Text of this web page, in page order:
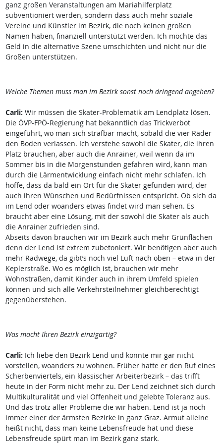
ganz großen Veranstaltungen am Mariahilferplatz
subventioniert werden, sondern dass auch mehr soziale
Vereine und Künstler im Bezirk, die noch keinen großen
Namen haben, finanziell unterstützt werden. Ich möchte das
Geld in die alternative Szene umschichten und nicht nur die
Großen unterstützen.
Welche Themen muss man im Bezirk sonst noch dringend angehen?
Carli: Wir müssen die Skater-Problematik am Lendplatz lösen.
Die ÖVP-FPÖ-Regierung hat bekanntlich das Trickverbot
eingeführt, wo man sich strafbar macht, sobald die vier Räder
den Boden verlassen. Ich verstehe sowohl die Skater, die ihren
Platz brauchen, aber auch die Anrainer, weil wenn da im
Sommer bis in die Morgenstunden gefahren wird, kann man
durch die Lärmentwicklung einfach nicht mehr schlafen. Ich
hoffe, dass da bald ein Ort für die Skater gefunden wird, der
auch ihren Wünschen und Bedürfnissen entspricht. Ob sich da
im Lend oder woanders etwas findet wird man sehen. Es
braucht aber eine Lösung, mit der sowohl die Skater als auch
die Anrainer zufrieden sind.
Abseits davon brauchen wir im Bezirk auch mehr Grünflächen
denn der Lend ist extrem zubetoniert. Wir benötigen aber auch
mehr Radwege, da gibt’s noch viel Luft nach oben – etwa in der
Keplerstraße. Wo es möglich ist, brauchen wir mehr
Wohnstraßen, damit Kinder auch in ihrem Umfeld spielen
können und sich alle Verkehrsteilnehmer gleichberechtigt
gegenüberstehen.
Was macht Ihren Bezirk einzigartig?
Carli: Ich liebe den Bezirk Lend und könnte mir gar nicht
vorstellen, woanders zu wohnen. Früher hatte er den Ruf eines
Scherbenviertels, ein klassischer Arbeiterbezirk – das trifft
heute in der Form nicht mehr zu. Der Lend zeichnet sich durch
Multikulturalität und viel Offenheit und gelebte Toleranz aus.
Und das trotz aller Probleme die wir haben. Lend ist ja noch
immer einer der ärmsten Bezirke in ganz Graz. Armut alleine
heißt nicht, dass man keine Lebensfreude hat und diese
Lebensfreude spürt man im Bezirk ganz stark.